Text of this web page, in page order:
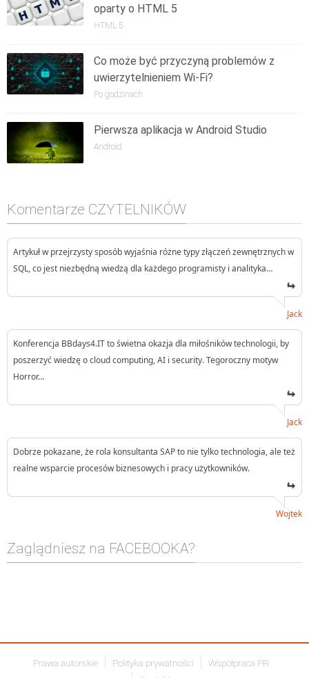
oparty o HTML 5
HTML 5
Co może być przyczyną problemów z
uwierzytelnieniem Wi-Fi?
Po godzinach
Pierwsza aplikacja w Android Studio
Android
Komentarze CZYTELNIKÓW
Artykuł w przejrzysty sposób wyjaśnia różne typy złączeń zewnętrznych w
SQL, co jest niezbędną wiedzą dla każdego programisty i analityka…
Jack
Konferencja BBdays4.IT to świetna okazja dla miłośników technologii, by
poszerzyć wiedzę o cloud computing, AI i security. Tegoroczny motyw
Horror…
Jack
Dobrze pokazane, że rola konsultanta SAP to nie tylko technologia, ale też
realne wsparcie procesów biznesowych i pracy użytkowników.
Wojtek
Zaglądniesz na FACEBOOKA?
Prawa autorskie Polityka prywatności
Współpraca PR